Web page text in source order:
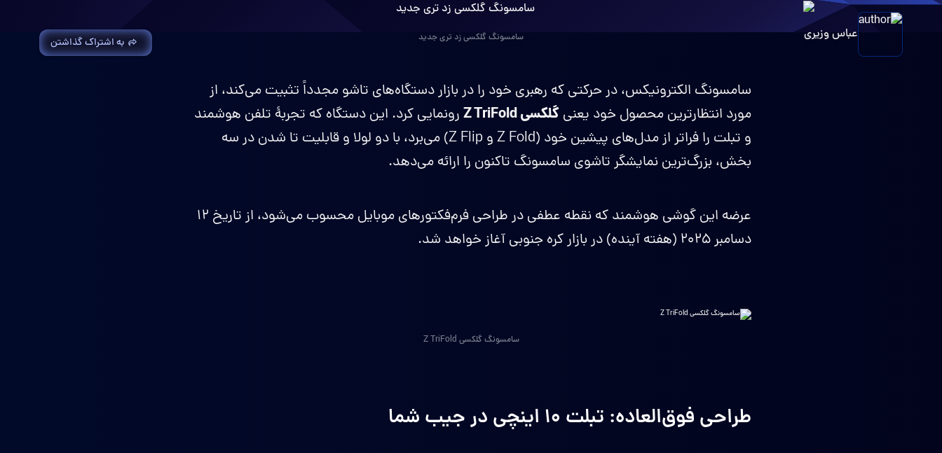
عباس وزیری به اشتراک گذاشتن سامسونگ گلکسی زد تری جدید
سامسونگ الکترونیکس، در حرکتی که رهبری خود را در بازار دستگاه‌های تاشو مجدداً تثبیت می‌کند، از
مورد انتظارترین محصول خود یعنی گلکسی Z TriFold
رونمایی کرد. این دستگاه که تجربۀ تلفن هوشمند
و تبلت را فراتر از مدل‌های پیشین خود (Z Fold و Z Flip) می‌برد، با دو لولا و قابلیت تا شدن در سه
بخش، بزرگ‌ترین نمایشگر تاشوی سامسونگ تاکنون را ارائه می‌دهد.
عرضه این گوشی هوشمند که نقطه عطفی در طراحی فرم‌فکتورهای موبایل محسوب می‌شود، از تاریخ ۱۲
دسامبر ۲۰۲۵ (هفته آینده) در بازار کره جنوبی آغاز خواهد شد.
سامسونگ گلکسی Z TriFold
طراحی فوق‌العاده: تبلت ۱۰ اینچی در جیب شما